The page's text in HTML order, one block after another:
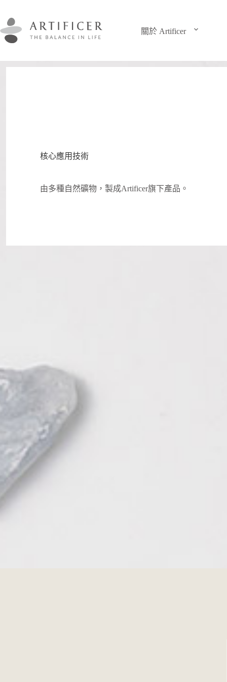
主
要
容
關於 Artificer
核心應用技術
由多種自然礦物，​製成Artificer旗下產品。